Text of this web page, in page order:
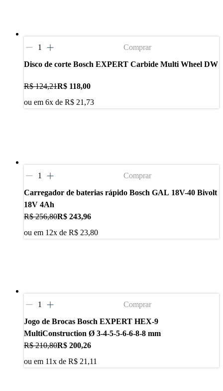
Comprar
Disco de corte Bosch EXPERT Carbide Multi Wheel DW
R$ 124,21R$ 118,00
ou em 6x de R$ 21,73
Comprar
Carregador de baterias rápido Bosch GAL 18V-40 Bivolt
18V 4Ah
R$ 256,80R$ 243,96
ou em 12x de R$ 23,80
Comprar
Jogo de Brocas Bosch EXPERT HEX-9
MultiConstruction Ø 3-4-5-5-6-6-8-8 mm
R$ 210,80R$ 200,26
ou em 11x de R$ 21,11